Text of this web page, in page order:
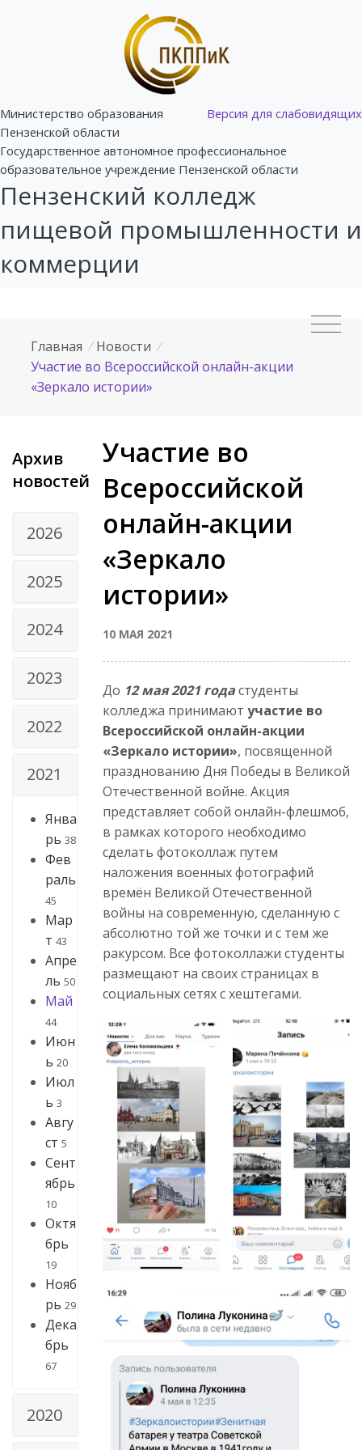
Версия для слабовидящих
Министерство образования
Пензенской области
Государственное автономное профессиональное
образовательное учреждение Пензенской области
Пензенский колледж
пищевой промышленности и
коммерции
Главная / Новости /
Участие во Всероссийской онлайн-акции
«Зеркало истории»
Архив
новостей
2026
2025
2024
2023
2022
2021
Янва
рь 38
Фев
раль
45
Мар
т 43
Апре
ль 50
Май
44
Июн
ь 20
Июл
ь 3
Авгу
ст 5
Сент
ябрь
10
Октя
брь
19
Нояб
рь 29
Дека
брь
67
2020
Участие во
Всероссийской
онлайн-акции
«Зеркало
истории»
10 МАЯ 2021
До 12 мая 2021 годастуденты
колледжа принимают участие во
Всероссийской онлайн-акции
«Зеркало истории», посвященной
празднованию Дня Победы в Великой
Отечественной войне. Акция
представляет собой онлайн-флешмоб,
в рамках которого необходимо
сделать фотоколлаж путем
наложения военных фотографий
времён Великой Отечественной
войны на современную, сделанную с
абсолютно той же точки и с тем же
ракурсом. Все фотоколлажи студенты
размещают на своих страницах в
социальных сетях с хештегами.